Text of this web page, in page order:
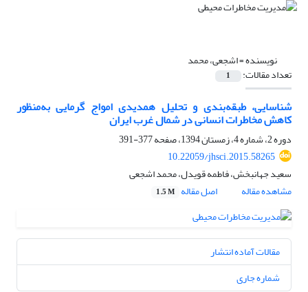
نویسنده =اشجعی، محمد
تعداد مقالات: 1
شناسایی، طبقه‌بندی و تحلیل همدیدی امواج گرمایی به‌منظور
کاهش مخاطرات انسانی در شمال غرب ایران
دوره 2، شماره 4، زمستان 1394، صفحه
377-391
10.22059/jhsci.2015.58265
سعید جهانبخش، فاطمه قویدل، محمد اشجعی
مشاهده مقاله
اصل مقاله 1.5 M
مقالات آماده انتشار
شماره جاری